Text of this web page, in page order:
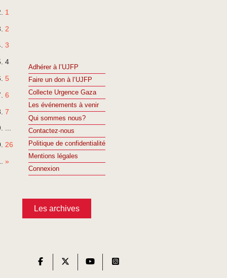
1
2
3
4
5
6
7
...
26
»
Adhérer à l’UJFP
Faire un don à l’UJFP
Collecte Urgence Gaza
Les événements à venir
Qui sommes nous?
Contactez-nous
Politique de confidentialité
Mentions légales
Connexion
Les archives